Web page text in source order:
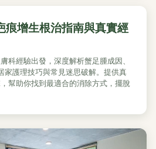
痕增生根治指南與真實經
科經驗出發，深度解析蟹足腫成因、
家護理技巧與常見迷思破解。提供真
幫助你找到最適合的消除方式，擺脫